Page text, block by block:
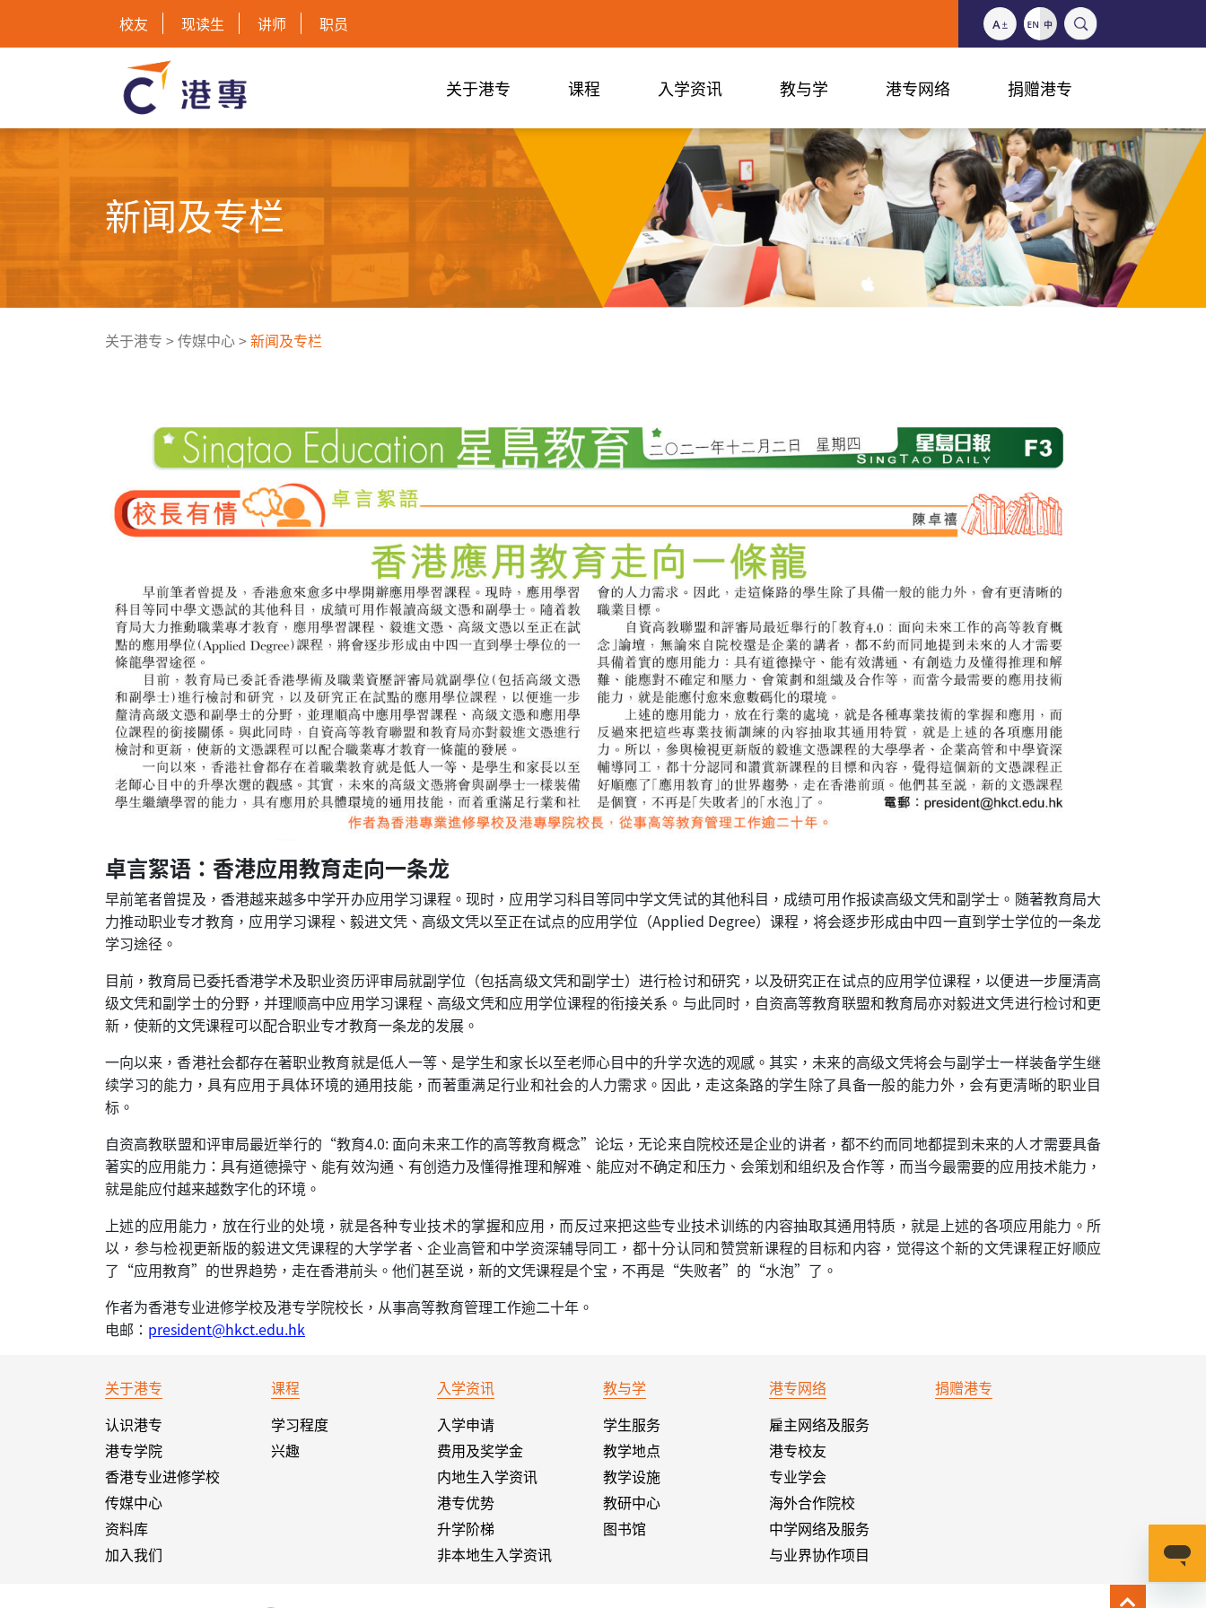
校友 现读生 讲师 职员
关于港专 课程 入学资讯 教与学 港专网络 捐赠港专
新闻及专栏
关于港专 >传媒中心>新闻及专栏
卓言絮语：香港应用教育走向一条龙
早前笔者曾提及，香港越来越多中学开办应用学习课程。现时，应用学习科目等同中学文凭试的其他科目，成绩可用作报读高级文凭和副学士。随著教育局大
力推动职业专才教育，应用学习课程、毅进文凭、高级文凭以至正在试点的应用学位（Applied Degree）课程，将会逐步形成由中四一直到学士学位的一条龙
学习途径。
目前，教育局已委托香港学术及职业资历评审局就副学位（包括高级文凭和副学士）进行检讨和研究，以及研究正在试点的应用学位课程，以便进一步厘清高
级文凭和副学士的分野，并理顺高中应用学习课程、高级文凭和应用学位课程的衔接关系。与此同时，自资高等教育联盟和教育局亦对毅进文凭进行检讨和更
新，使新的文凭课程可以配合职业专才教育一条龙的发展。
一向以来，香港社会都存在著职业教育就是低人一等、是学生和家长以至老师心目中的升学次选的观感。其实，未来的高级文凭将会与副学士一样装备学生继
续学习的能力，具有应用于具体环境的通用技能，而著重满足行业和社会的人力需求。因此，走这条路的学生除了具备一般的能力外，会有更清晰的职业目
标。
自资高教联盟和评审局最近举行的“教育4.0: 面向未来工作的高等教育概念”论坛，无论来自院校还是企业的讲者，都不约而同地都提到未来的人才需要具备
著实的应用能力：具有道德操守、能有效沟通、有创造力及懂得推理和解难、能应对不确定和压力、会策划和组织及合作等，而当今最需要的应用技术能力，
就是能应付越来越数字化的环境。
上述的应用能力，放在行业的处境，就是各种专业技术的掌握和应用，而反过来把这些专业技术训练的内容抽取其通用特质，就是上述的各项应用能力。所
以，参与检视更新版的毅进文凭课程的大学学者、企业高管和中学资深辅导同工，都十分认同和赞赏新课程的目标和内容，觉得这个新的文凭课程正好顺应
了“应用教育”的世界趋势，走在香港前头。他们甚至说，新的文凭课程是个宝，不再是“失败者”的“水泡”了。
作者为香港专业进修学校及港专学院校长，从事高等教育管理工作逾二十年。
电邮： president@hkct.edu.hk
关于港专
认识港专
港专学院
香港专业进修学校
传媒中心
资料库
加入我们
课程
学习程度
兴趣
入学资讯
入学申请
费用及奖学金
内地生入学资讯
港专优势
升学阶梯
非本地生入学资讯
教与学
学生服务
教学地点
教学设施
教研中心
图书馆
港专网络
雇主网络及服务
港专校友
专业学会
海外合作院校
中学网络及服务
与业界协作项目
捐赠港专